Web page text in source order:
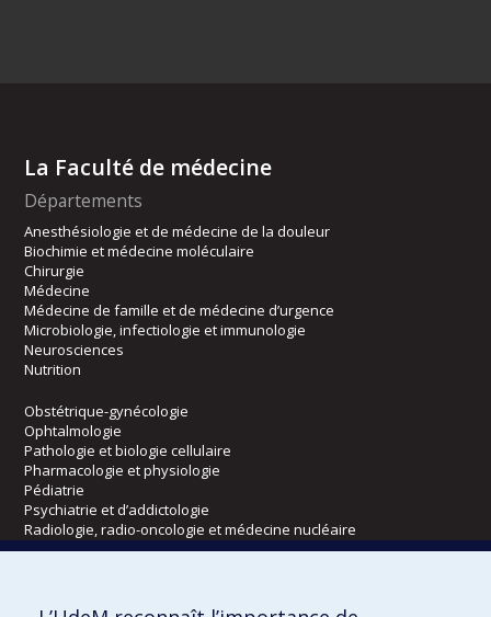
La Faculté de médecine
Départements
Anesthésiologie et de médecine de la douleur
Biochimie et médecine moléculaire
Chirurgie
Médecine
Médecine de famille et de médecine d’urgence
Microbiologie, infectiologie et immunologie
Neurosciences
Nutrition
Obstétrique-gynécologie
Ophtalmologie
Pathologie et biologie cellulaire
Pharmacologie et physiologie
Pédiatrie
Psychiatrie et d’addictologie
Radiologie, radio-oncologie et médecine nucléaire